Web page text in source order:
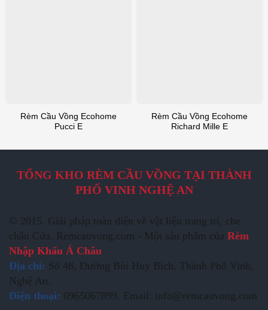
Rèm Cầu Vồng Ecohome
Pucci E
Rèm Cầu Vồng Ecohome
Richard Mille E
TỔNG KHO RÈM CẦU VỒNG TẠI THÀNH
PHỐ VINH NGHỆ AN
© 2015. Giải pháp toàn diện về vật liệu trang trí, che
chắn Cửa. Remcauvong.com - Một sản phẩm của Rèm
Nhập Khẩu Á Châu
Địa chỉ: Số 48, Đường Bùi Huy Bích, Thành Phố Vinh,
Nghệ An.
Điện thoại: 0965067899. Email: info@remcauvong.com